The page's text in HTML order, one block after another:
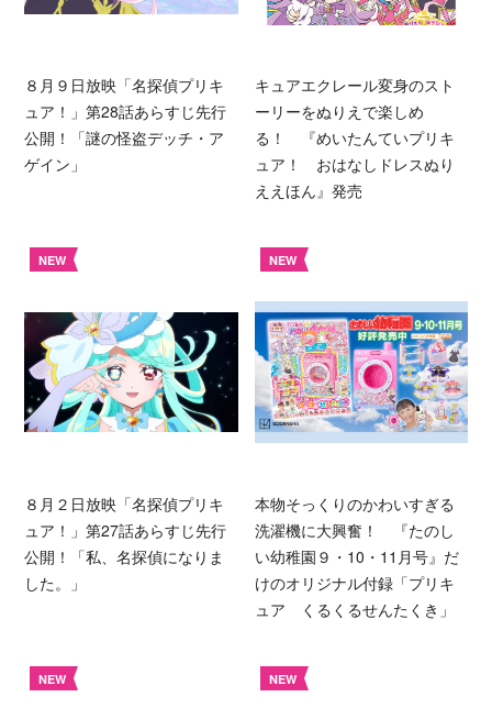
８月９日放映「名探偵プリキ
ュア！」第28話あらすじ先行
公開！「謎の怪盗デッチ・ア
ゲイン」
キュアエクレール変身のスト
ーリーをぬりえで楽しめ
る！ 『めいたんていプリキ
ュア！ おはなしドレスぬり
ええほん』発売
NEW
８月２日放映「名探偵プリキ
ュア！」第27話あらすじ先行
公開！「私、名探偵になりま
した。」
NEW
本物そっくりのかわいすぎる
洗濯機に大興奮！ 『たのし
い幼稚園９・10・11月号』だ
けのオリジナル付録「プリキ
ュア くるくるせんたくき」
NEW NEW